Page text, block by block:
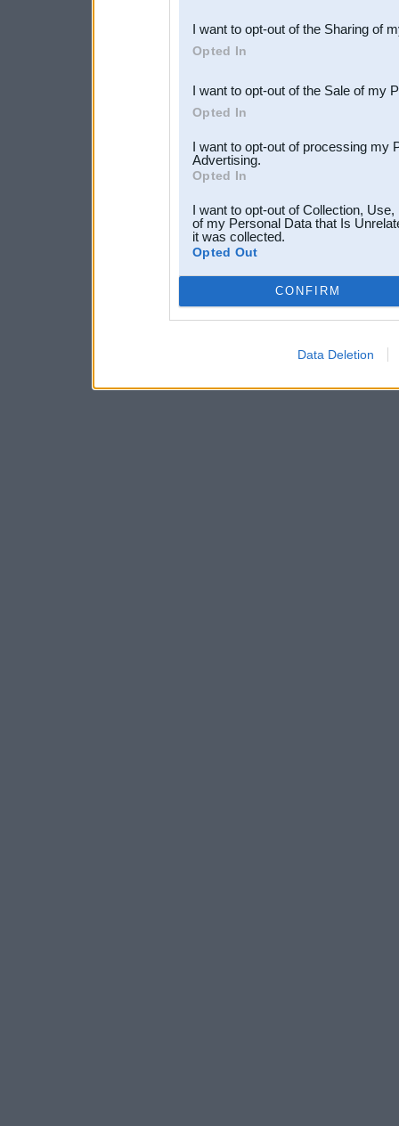
Downstream Participants
third parties.
I want to opt-out of the Sharing of
Opted In
I want to opt-out of the Sale of my
Opted In
I want to opt-out of processing my
Advertising.
Opted In
I want to opt-out of Collection,
of my Personal Data that Is
it was collected.
Opted Out
CONFIRM
Data Deletion